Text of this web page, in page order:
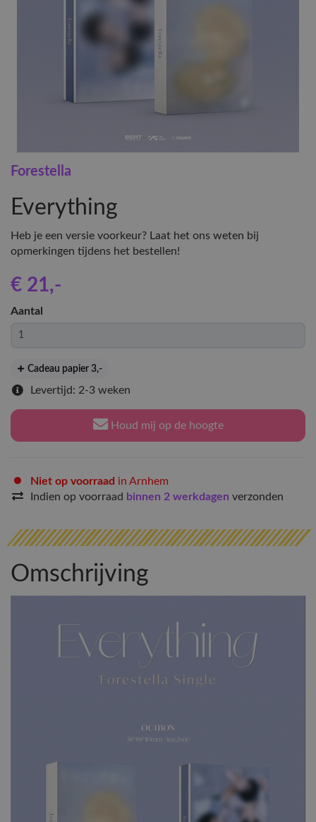
Forestella
Everything
Heb je een versie voorkeur? Laat het ons weten bij
opmerkingen tijdens het bestellen!
€ 21,-
Aantal
Cadeau papier 3,-
Levertijd: 2-3 weken
Houd mij op de hoogte
Niet op voorraad in Arnhem
Indien op voorraad binnen 2 werkdagen verzonden
Omschrijving